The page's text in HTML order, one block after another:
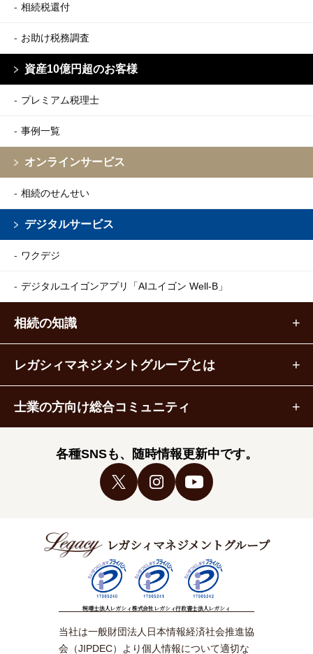
相続税還付
お助け税務調査
資産10億円超のお客様
プレミアム税理士
事例一覧
オンラインサービス
相続のせんせい
デジタルサービス
ワクデジ
デジタルユイゴンアプリ 「AIユイゴン Well-B」
相続の知識
レガシィマネジメントグループとは
士業の方向け総合コミュニティ
各種SNSも、随時情報更新中です。
レガシィマネジメントグループ
税理士法人レガシィ株式会社レガシィ行政書士法人レガシィ
当社は一般財団法人日本情報経済社会推進協
会（JIPDEC）より個人情報について適切な